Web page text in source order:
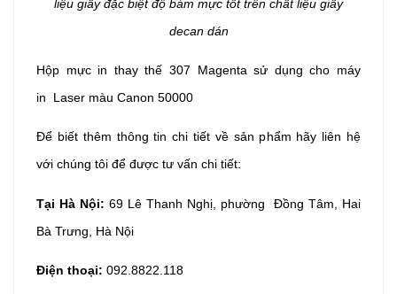
liệu giấy đặc biệt độ bám mực tốt trên chất liệu giấy
decan dán
Hộp mực in thay thế 307
Magenta sử dụng cho máy
in Laser màu Canon 50000
Để biết thêm thông tin chi tiết về sản phẩm hãy liên hệ
với chúng tôi để được tư vấn chi tiết:
Tại Hà Nội: 69 Lê Thanh Nghị, phường Đồng Tâm, Hai
Bà Trưng, Hà Nội
Điện thoại: 092.8822.118